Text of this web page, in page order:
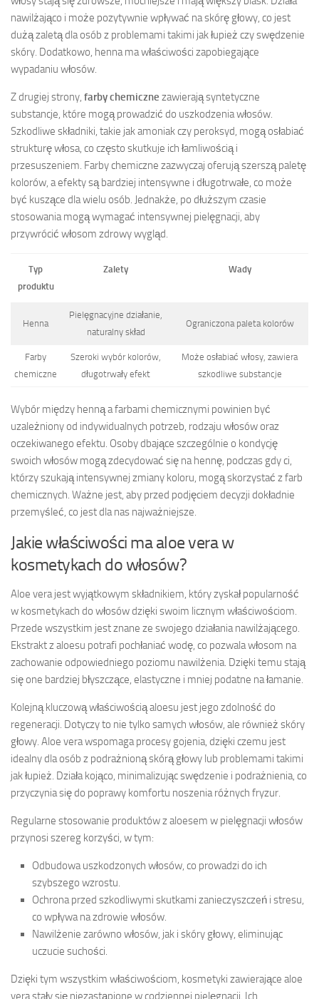
nawilżająco i może pozytywnie wpływać na skórę głowy, co jest
dużą zaletą dla osób z problemami takimi jak łupież czy swędzenie
skóry. Dodatkowo, henna ma właściwości zapobiegające
wypadaniu włosów.
Z drugiej strony, farby chemiczne zawierają syntetyczne
substancje, które mogą prowadzić do uszkodzenia włosów.
Szkodliwe składniki, takie jak amoniak czy peroksyd, mogą osłabiać
strukturę włosa, co często skutkuje ich łamliwością i
przesuszeniem. Farby chemiczne zazwyczaj oferują szerszą paletę
kolorów, a efekty są bardziej intensywne i długotrwałe, co może
być kuszące dla wielu osób. Jednakże, po dłuższym czasie
stosowania mogą wymagać intensywnej pielęgnacji, aby
przywrócić włosom zdrowy wygląd.
Typ
produktu
Zalety Wady
Henna
Pielęgnacyjne działanie,
naturalny skład
Ograniczona paleta kolorów
Farby
chemiczne
Szeroki wybór kolorów,
długotrwały efekt
Może osłabiać włosy, zawiera
szkodliwe substancje
Wybór między henną a farbami chemicznymi powinien być
uzależniony od indywidualnych potrzeb, rodzaju włosów oraz
oczekiwanego efektu. Osoby dbające szczególnie o kondycję
swoich włosów mogą zdecydować się na hennę, podczas gdy ci,
którzy szukają intensywnej zmiany koloru, mogą skorzystać z farb
chemicznych. Ważne jest, aby przed podjęciem decyzji dokładnie
przemyśleć, co jest dla nas najważniejsze.
Jakie właściwości ma aloe vera w
kosmetykach do włosów?
Aloe vera jest wyjątkowym składnikiem, który zyskał popularność
w kosmetykach do włosów dzięki swoim licznym właściwościom.
Przede wszystkim jest znane ze swojego działania nawilżającego.
Ekstrakt z aloesu potrafi pochłaniać wodę, co pozwala włosom na
zachowanie odpowiedniego poziomu nawilżenia. Dzięki temu stają
się one bardziej błyszczące, elastyczne i mniej podatne na łamanie.
Kolejną kluczową właściwością aloesu jest jego zdolność do
regeneracji. Dotyczy to nie tylko samych włosów, ale również skóry
głowy. Aloe vera wspomaga procesy gojenia, dzięki czemu jest
idealny dla osób z podrażnioną skórą głowy lub problemami takimi
jak łupież. Działa kojąco, minimalizując swędzenie i podrażnienia, co
przyczynia się do poprawy komfortu noszenia różnych fryzur.
Regularne stosowanie produktów z aloesem w pielęgnacji włosów
przynosi szereg korzyści, w tym:
Odbudowa uszkodzonych włosów, co prowadzi do ich
szybszego wzrostu.
Ochrona przed szkodliwymi skutkami zanieczyszczeń i stresu,
co wpływa na zdrowie włosów.
Nawilżenie zarówno włosów, jak i skóry głowy, eliminując
uczucie suchości.
Dzięki tym wszystkim właściwościom, kosmetyki zawierające aloe
vera stały się niezastąpione w codziennej pielęgnacji. Ich